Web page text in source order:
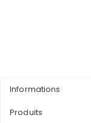
Informations
Produits